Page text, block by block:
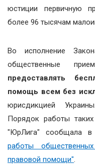
юстиции первичную
более 96 тысячам
Во исполнение
общественные
предоставлять
помощь всем без
юрисдикцией
Порядок работы
"ЮрЛига" сообщала в
работы
правовой помощи".